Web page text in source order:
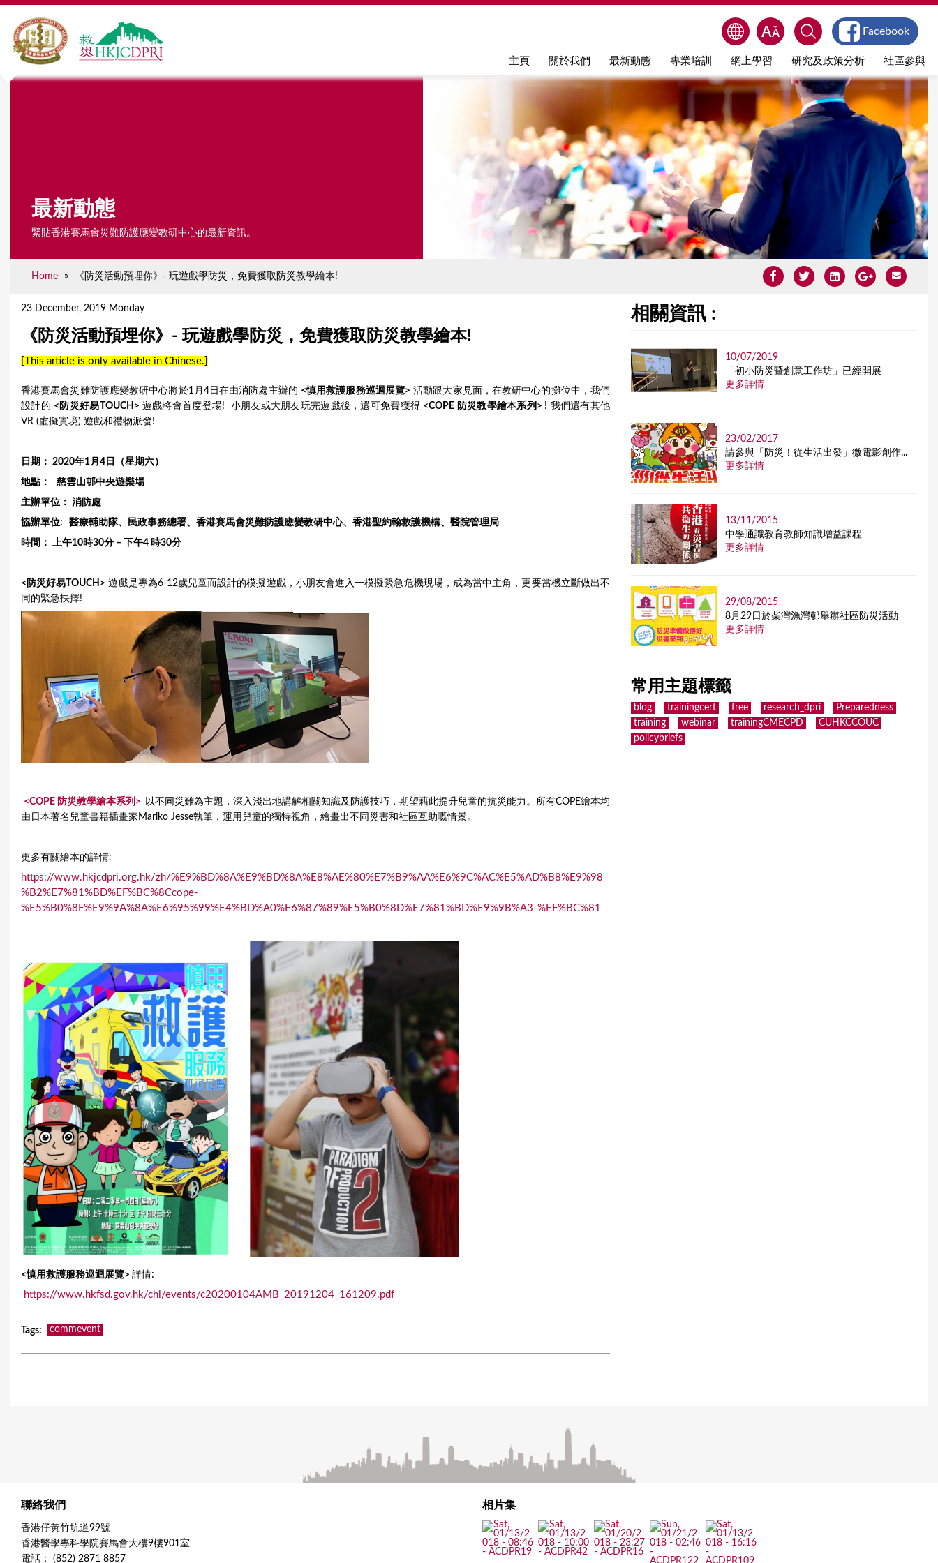
Jump to navigation
主頁 關於我們 最新動態 專業培訓 網上學習 研究及政策分析 社區參與
Facebook
最新動態
緊貼香港賽馬會災難防護應變教研中心的最新資訊。
Home » 《防災活動預埋你》- 玩遊戲學防災，免費獲取防災教學繪本!
23 December, 2019 Monday
《防災活動預埋你》- 玩遊戲學防災，免費獲取防災教學繪本!
[This article is only available in Chinese.]
香港賽馬會災難防護應變教研中心將於1月4日在由消防處主辦的 <慎用救護服務巡迴展覽> 活動跟大家見面，在教研中心的攤位中，我們
設計的 <防災好易TOUCH> 遊戲將會首度登場! 小朋友或大朋友玩完遊戲後，還可免費獲得 <COPE 防災教學繪本系列> ! 我們還有其他
VR (虛擬實境) 遊戲和禮物派發!
日期： 2020年1月4日（星期六）
地點： 慈雲山邨中央遊樂場
主辦單位： 消防處
協辦單位: 醫療輔助隊、民政事務總署、 香港賽馬會災難防護應變教研中心、香港聖約翰救護機構、醫院管理局
時間： 上午10時30分 – 下午4 時30分
<防災好易TOUCH> 遊戲是專為6-12歲兒童而設計的模擬遊戲，小朋友會進入一模擬緊急危機現場，成為當中主角，更要當機立斷做出不
同的緊急抉擇!
<COPE 防災教學繪本系列> 以不同災難為主題，深入淺出地講解相關知識及防護技巧，期望藉此提升兒童的抗災能力。所有COPE繪本均
由日本著名兒童書籍插畫家Mariko Jesse執筆，運用兒童的獨特視角，繪畫出不同災害和社區互助嘅情景。
更多有關繪本的詳情:
https://www.hkjcdpri.org.hk/zh/%E9%BD%8A%E9%BD%8A%E8%AE%80%E7%B9%AA%E6%9C%AC%E5%AD%B8%E9%98
%B2%E7%81%BD%EF%BC%8Ccope-
%E5%B0%8F%E9%9A%8A%E6%95%99%E4%BD%A0%E6%87%89%E5%B0%8D%E7%81%BD%E9%9B%A3-%EF%BC%81
<慎用救護服務巡迴展覽> 詳情:
https://www.hkfsd.gov.hk/chi/events/c20200104AMB_20191204_161209.pdf
Tags: commevent
相關資訊 :
10/07/2019
「初小防災暨創意工作坊」已經開展
更多詳情
23/02/2017
請參與「防災！從生活出發」微電影創作...
更多詳情
13/11/2015
中學通識教育教師知識增益課程
更多詳情
29/08/2015
8月29日於柴灣漁灣邨舉辦社區防災活動
更多詳情
常用主題標籤
blog trainingcert free research_dpri
Preparedness
training
webinar trainingCMECPD
CUHKCCOUC
policybriefs
聯絡我們
香港仔黃竹坑道99號
香港醫學專科學院賽馬會大樓9樓901室
電話： (852) 2871 8857
相片集